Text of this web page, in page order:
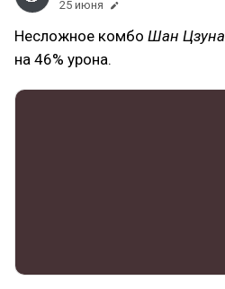
25 июня
Несложное комбо Шан Цзуна
на 46% урона.